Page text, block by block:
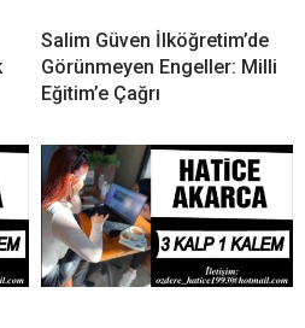
Salim Güven İlköğretim’de
Görünmeyen Engeller: Milli
Eğitim’e Çağrı